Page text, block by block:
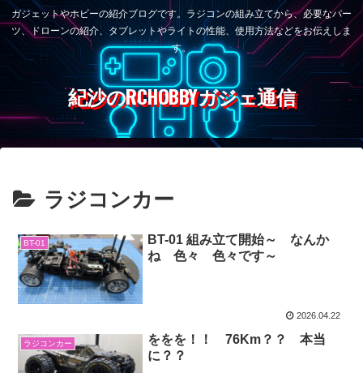
ガジェットやホビーの紹介ブログです。ラジコンの組み立てから、必要なパー
ツ、ドローンの紹介、タブレットやライトの性能、使用方法などをお伝えしま
す。
紀沙のRCHOBBYガジェ通信
ラジコンカー
BT-01
BT-01 組み立て開始～ なんか
ね 色々 色々です～
2026.04.22
ラジコンカー
ををを！！ 76Km？？ 本当
に？？